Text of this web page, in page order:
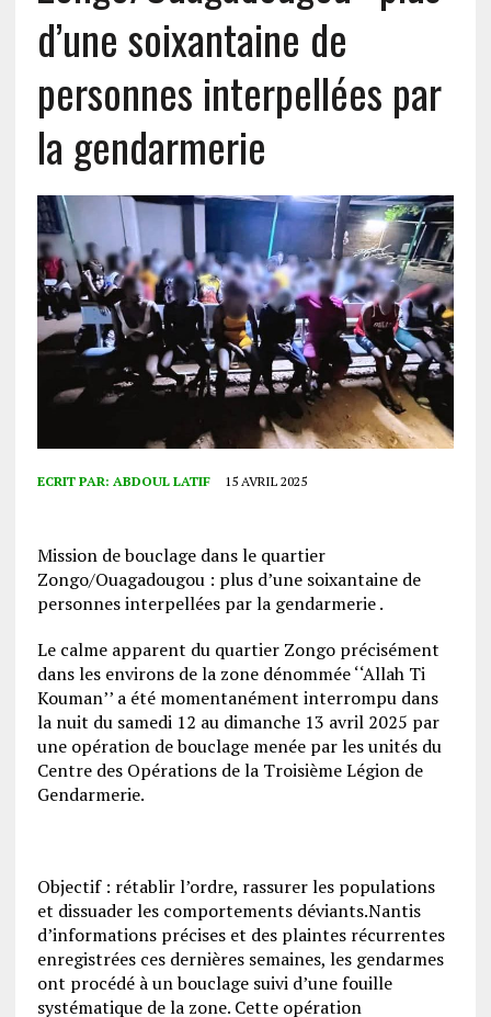
d’une soixantaine de
personnes interpellées par
la gendarmerie
ECRIT PAR: ABDOUL LATIF 15 AVRIL 2025
Mission de bouclage dans le quartier
Zongo/Ouagadougou : plus d’une soixantaine de
personnes interpellées par la gendarmerie .
Le calme apparent du quartier Zongo précisément
dans les environs de la zone dénommée ‘‘Allah Ti
Kouman’’ a été momentanément interrompu dans
la nuit du samedi 12 au dimanche 13 avril 2025 par
une opération de bouclage menée par les unités du
Centre des Opérations de la Troisième Légion de
Gendarmerie.
Objectif : rétablir l’ordre, rassurer les populations
et dissuader les comportements déviants.Nantis
d’informations précises et des plaintes récurrentes
enregistrées ces dernières semaines, les gendarmes
ont procédé à un bouclage suivi d’une fouille
systématique de la zone. Cette opération